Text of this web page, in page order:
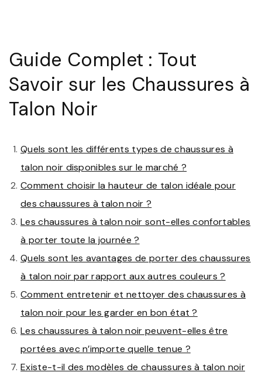
Guide Complet : Tout
Savoir sur les Chaussures à
Talon Noir
Quels sont les différents types de chaussures à
talon noir disponibles sur le marché ?
Comment choisir la hauteur de talon idéale pour
des chaussures à talon noir ?
Les chaussures à talon noir sont-elles confortables
à porter toute la journée ?
Quels sont les avantages de porter des chaussures
à talon noir par rapport aux autres couleurs ?
Comment entretenir et nettoyer des chaussures à
talon noir pour les garder en bon état ?
Les chaussures à talon noir peuvent-elles être
portées avec n’importe quelle tenue ?
Existe-t-il des modèles de chaussures à talon noir